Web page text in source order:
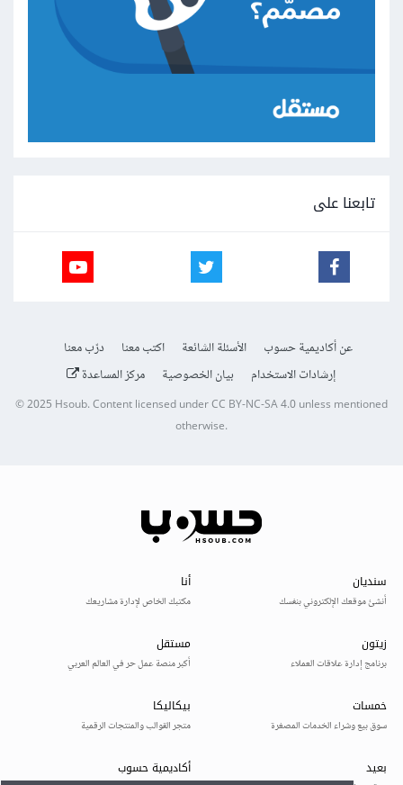
تابعنا على
عن أكاديمية حسوب الأسئلة الشائعة اكتب معنا
درّب معنا
إرشادات الاستخدام
بيان الخصوصية مركز المساعدة
© 2025Hsoub.Content licensed underCC BY-NC-SA 4.0unless mentioned
otherwise.